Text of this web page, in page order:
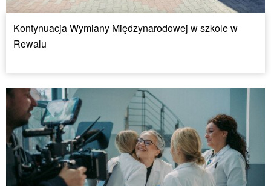
Kontynuacja Wymiany Międzynarodowej w szkole w
Rewalu